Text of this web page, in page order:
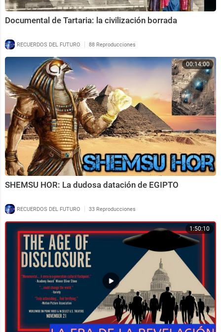
Documental de Tartaria: la civilización borrada
RECUERDOS DEL FUTURO | 88 Reproducciones
00:14:00
SHEMSU HOR: La dudosa datación de EGIPTO
RECUERDOS DEL FUTURO | 33 Reproducciones
1:50:10